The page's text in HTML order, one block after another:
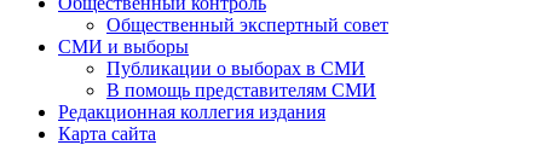
Общественный экспертный совет
СМИ и выборы
Публикации о выборах в СМИ
В помощь представителям СМИ
Редакционная коллегия издания
Карта сайта